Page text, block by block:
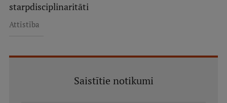
Starptautiskie sadarbības partneri
starpdisciplinaritāti
Attīstība
Saistītie notikumi